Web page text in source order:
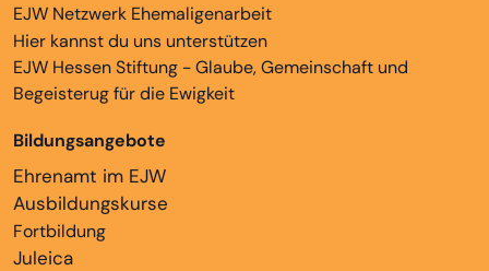
EJW Netzwerk Ehemaligenarbeit
Hier kannst du uns unterstützen
EJW Hessen Stiftung - Glaube, Gemeinschaft und
Begeisterug für die Ewigkeit
Bildungsangebote
Ehrenamt im EJW
Ausbildungskurse
Fortbildung
Juleica